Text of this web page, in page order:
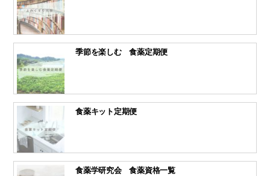
季節を楽しむ 食薬定期便
食薬キット定期便
食薬学研究会 食薬資格一覧